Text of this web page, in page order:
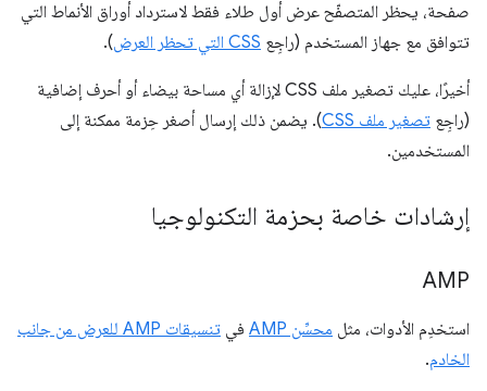
صفحة، يحظر المتصفّح عرض أول طلاء فقط لاسترداد أوراق الأنماط التي
تتوافق مع جهاز المستخدم (راجِع CSS التي تحظر العرض ).
أخيرًا، عليك تصغير ملف CSS لإزالة أي مساحة بيضاء أو أحرف إضافية
(راجِع تصغير ملف CSS
). يضمن ذلك إرسال أصغر حِزمة ممكنة إلى
المستخدمين.
إرشادات خاصة بحزمة التكنولوجيا
AMP
استخدِم الأدوات، مثل محسِّن AMP في
تنسيقات AMP للعرض من جانب
الخادم.